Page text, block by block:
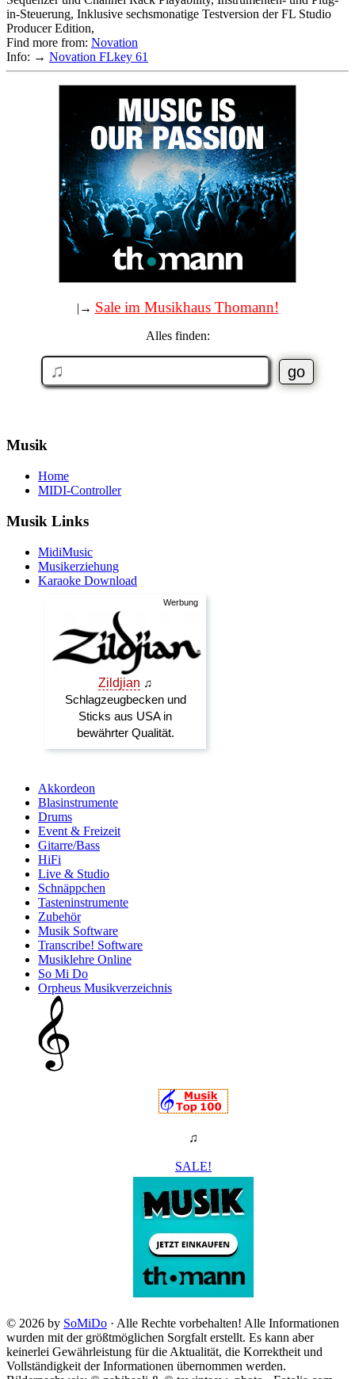
in-Steuerung, Inklusive sechsmonatige Testversion der FL Studio
Producer Edition,
Find more from: Novation
Info: → Novation FLkey 61
|→ Sale im Musikhaus Thomann!
Alles finden:
Musik
Home
MIDI-Controller
Musik Links
MidiMusic
Musikerziehung
Karaoke Download
Akkordeon
Blasinstrumente
Drums
Event & Freizeit
Gitarre/Bass
HiFi
Live & Studio
Schnäppchen
Tasteninstrumente
Zubehör
Musik Software
Transcribe! Software
Musiklehre Online
So Mi Do
Orpheus Musikverzeichnis
♫
SALE!
© 2026 by SoMiDo · Alle Rechte vorbehalten! Alle Informationen
wurden mit der größtmöglichen Sorgfalt erstellt. Es kann aber
keinerlei Gewährleistung für die Aktualität, die Korrektheit und
Vollständigkeit der Informationen übernommen werden.